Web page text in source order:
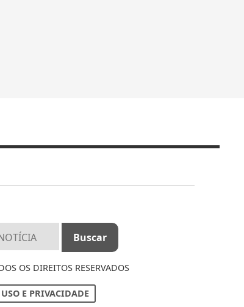
OS DIREITOS RESERVADOS
E PRIVACIDADE